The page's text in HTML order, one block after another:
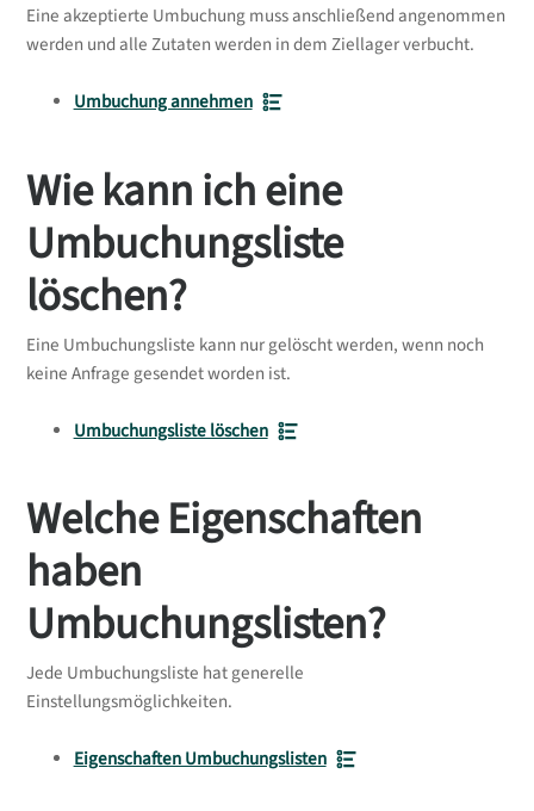
Eine akzeptierte Umbuchung muss anschließend angenommen
werden und alle Zutaten werden in dem Ziellager verbucht.
Umbuchung annehmen
Wie kann ich eine
Umbuchungsliste
löschen?
Eine Umbuchungsliste kann nur gelöscht werden, wenn noch
keine Anfrage gesendet worden ist.
Umbuchungsliste löschen
Welche Eigenschaften
haben
Umbuchungslisten?
Jede Umbuchungsliste hat generelle
Einstellungsmöglichkeiten.
Eigenschaften Umbuchungslisten